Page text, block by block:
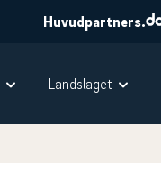
Huvudpartners.
Landslaget